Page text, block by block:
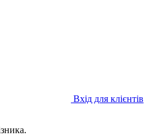
Вхід для клієнтів